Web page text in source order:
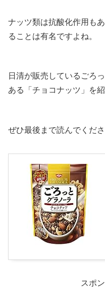
ナッツ類は抗酸化作用も
ることは有名ですよね。
日清が販売しているごろ
ある「チョコナッツ」を紹
ぜひ最後まで読んでくださ
スポ